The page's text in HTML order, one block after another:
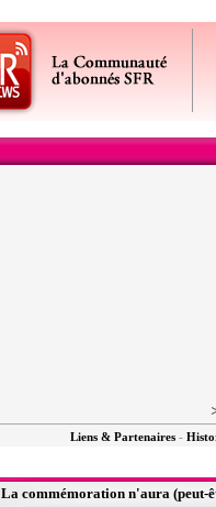
Liens & Partenaires-
La commémoration n'aura (peut-